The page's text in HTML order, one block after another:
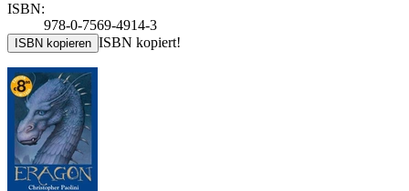
ISBN:
978-0-7569-4914-3
ISBN kopieren ISBN kopiert!